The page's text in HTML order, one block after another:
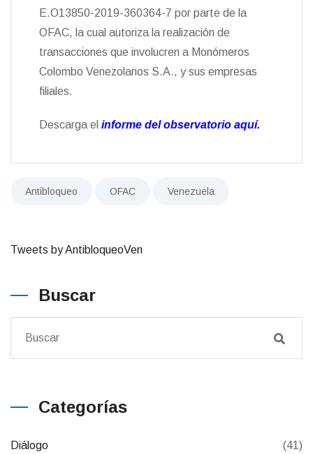
E.O13850-2019-360364-7 por parte de la
OFAC, la cual autoriza la realización de
transacciones que involucren a Monómeros
Colombo Venezolanos S.A., y sus empresas
filiales.
Descarga el informe del observatorio aquí.
Antibloqueo OFAC Venezuela
Tweets by AntibloqueoVen
Buscar
Categorías
Diálogo (41)